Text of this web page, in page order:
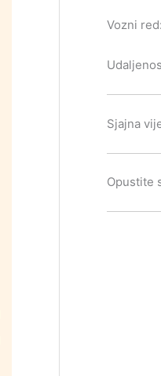
Vozni
Sjajna
Opustite